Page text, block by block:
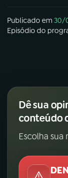
Publicado em30/
Episódio do
Dê sua
conteúdo
Escolha